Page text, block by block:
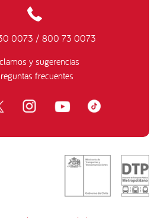
0073 / 800 73 0073
y sugerencias
frecuentes